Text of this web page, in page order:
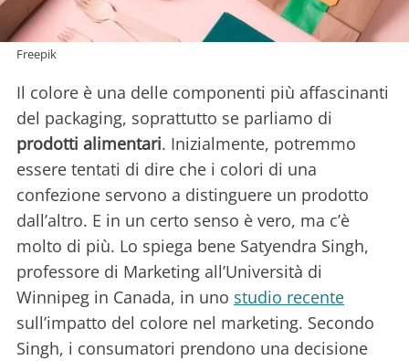
Freepik
Il colore è una delle componenti più affascinanti
del packaging, soprattutto se parliamo di
prodotti alimentari. Inizialmente, potremmo
essere tentati di dire che i colori di una
confezione servono a distinguere un prodotto
dall’altro. E in un certo senso è vero, ma c’è
molto di più. Lo spiega bene Satyendra Singh,
professore di Marketing all’Università di
Winnipeg in Canada, in uno studio recente
sull’impatto del colore nel marketing. Secondo
Singh, i consumatori prendono una decisione